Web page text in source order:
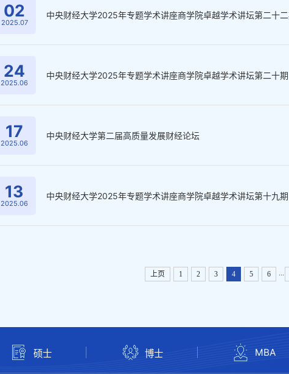
02
2025.07
中央财经大学2025年专题学术讲座商学院卓越学术讲坛第二十
24
2025.06
中央财经大学2025年专题学术讲座商学院卓越学术讲坛第二十期
17
2025.06
中央财经大学第二届高质量发展财经论坛
13
2025.06
中央财经大学2025年专题学术讲座商学院卓越学术讲坛第十九期
上页 1 2 3 4 5 6 ...
硕士 博士 MBA